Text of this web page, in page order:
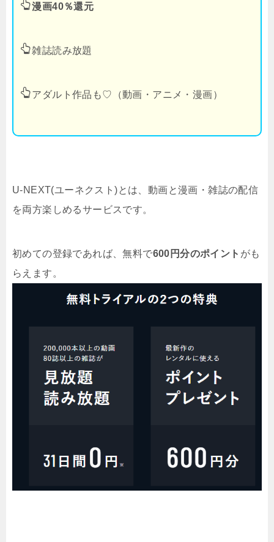
漫画40％還元
雑誌読み放題
アダルト作品も♡（動画・アニメ・漫画）
U-NEXT(ユーネクスト)とは、動画と漫画・雑誌の配信
を両方楽しめるサービスです。
初めての登録であれば、無料で600円分のポイント がも
らえます。